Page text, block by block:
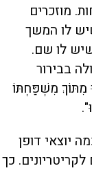
מוזכרים
לו המשך
לו שם.
בבירור
מִתּוֹךְ מִשְׁפַּחְתּוֹ
יוצאי דופן
כך